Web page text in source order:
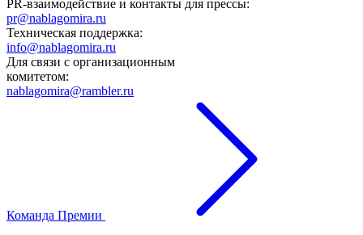
PR-взаимодействие и контакты для прессы:
pr@nablagomira.ru
Техническая поддержка:
info@nablagomira.ru
Для связи с организационным
комитетом:
nablagomira@rambler.ru
Команда Премии